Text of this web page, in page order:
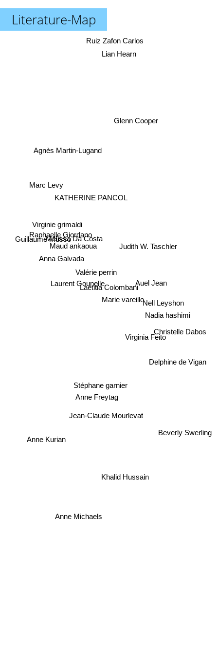
Literature-Map
Laetitia Colombani
Marie vareille
Valérie perrin
KATHERINE PANCOL
Stéphane garnier
Laurent Gounelle
Jean-Claude Mourlevat
Virginia Feito
Auel Jean
Judith W. Taschler
Maud ankaoua
Melissa Da Costa
Anne Freytag
Raphaelle Giordano
Nadia hashimi
Nell Leyshon
Glenn Cooper
Anna Galvada
Virginie grimaldi
Khalid Hussain
Christelle Dabos
Agnès Martin-Lugand
Lian Hearn
Guillaume Musso
Anne Kurian
Anne Michaels
Beverly Swerling
Delphine de Vigan
Marc Levy
Ruiz Zafon Carlos